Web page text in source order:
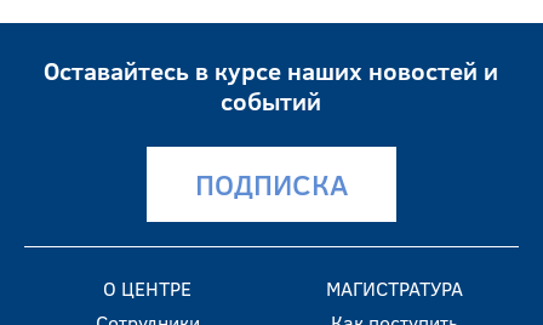
Оставайтесь в курсе наших новостей и
событий
ПОДПИСКА
О ЦЕНТРЕ
МАГИСТРАТУРА